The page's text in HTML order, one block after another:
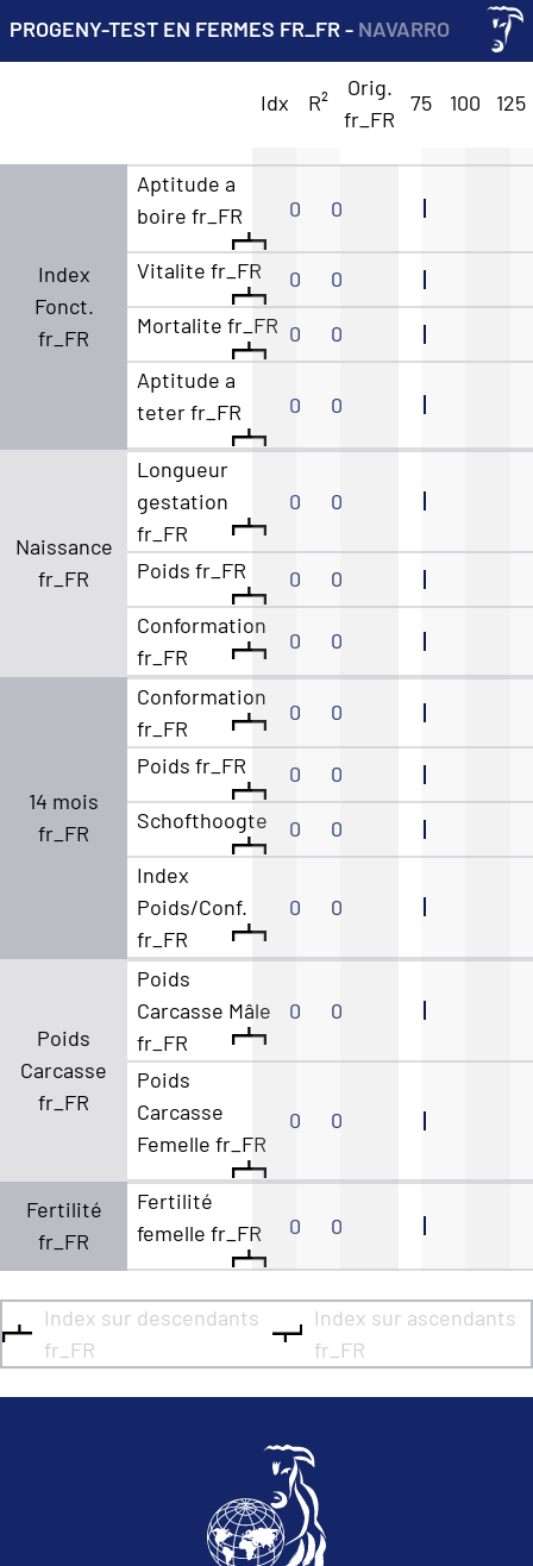
PROGENY-TEST EN FERMES FR_FR - NAVARRO
Idx R²
Orig.
fr_FR
75 100 125
Index
Fonct.
fr_FR
Aptitude a
boire fr_FR
0 0
Vitalite fr_FR 0
0
Mortalite fr_FR 0
0
Aptitude a
teter fr_FR
0 0
Naissance
fr_FR
Longueur
gestation
fr_FR
0 0
Poids fr_FR 0
0
Conformation
fr_FR
0 0
14 mois
fr_FR
Conformation
fr_FR
0 0
Poids fr_FR 0
0
Schofthoogte
0
0
Index
Poids/Conf.
fr_FR
0 0
Poids
Carcasse
fr_FR
Poids
Carcasse Mâle
fr_FR
0 0
Poids
Carcasse
Femelle fr_FR
0 0
Fertilité
fr_FR
Fertilité
femelle fr_FR
0 0
Index sur descendants
fr_FR
Index sur ascendants
fr_FR